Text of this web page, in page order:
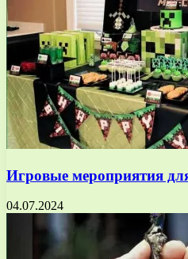
Игровые мероприятия
04.07.2024